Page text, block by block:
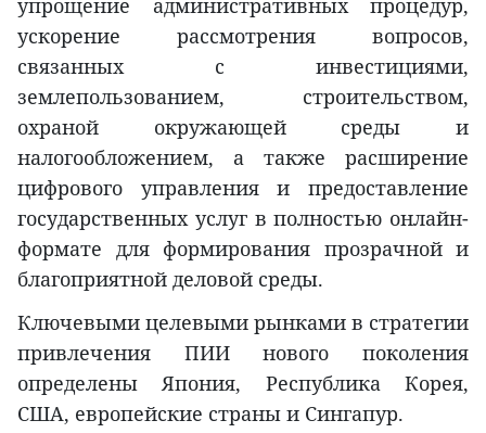
ускорение рассмотрения вопросов,
связанных с инвестициями,
землепользованием, строительством,
охраной окружающей среды и
налогообложением, а также расширение
цифрового управления и предоставление
государственных услуг в полностью онлайн-
формате для формирования прозрачной и
благоприятной деловой среды.
Ключевыми целевыми рынками в стратегии
привлечения ПИИ нового поколения
определены Япония, Республика Корея,
США, европейские страны и Сингапур.